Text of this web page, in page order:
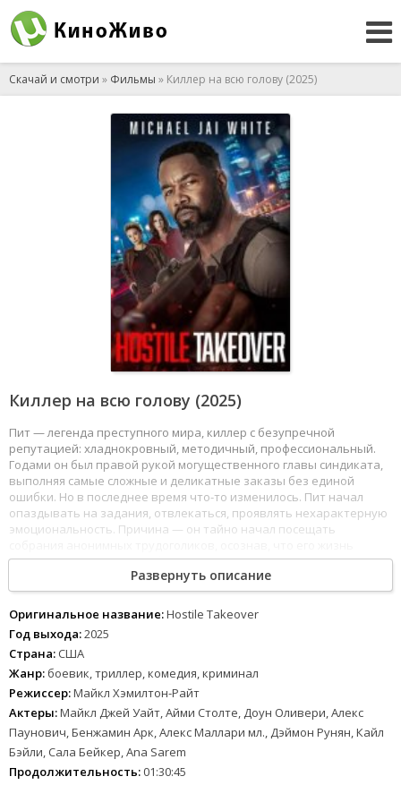
Скачай и смотри » Фильмы » Киллер на всю голову (2025)
Киллер на всю голову (2025)
Пит — легенда преступного мира, киллер с безупречной
репутацией: хладнокровный, методичный, профессиональный.
Годами он был правой рукой могущественного главы синдиката,
выполняя самые сложные и деликатные заказы без единой
ошибки. Но в последнее время что-то изменилось. Пит начал
опаздывать на задания, отвлекаться, проявлять нехарактерную
эмоциональность. Причина — он тайно начал посещать
полностью поглощена работой (пусть и весьма специфической), и
он потерял связь с реальностью, отношениями, человечностью.
Терапевтическая группа учит его устанавливать границы,
говорить «нет», находить баланс между работой и личной
жизнью — советы, которые применительно к профессии
наёмного убийцы звучат абсурдно и комично. Пит пытается
совмещать: днём убивает по контракту, вечером сидит в кругу
таких же «зависимых от работы» людей, делясь переживаниями
(разумеется, не называя истинной профессии).
Босс синдиката, заметив изменения в поведении своего лучшего
киллера, начинает подозревать, что Пит либо потерял хватку,
либо, что ещё хуже, планирует предательство или уход. Чтобы
проверить его преданность и профессионализм, босс устраивает
Развернуть описание
Оригинальное название:Hostile Takeover
Год выхода:2025
Страна: США
Жанр: боевик, триллер, комедия, криминал
Режиссер:Майкл Хэмилтон-Райт
Актеры:Майкл Джей Уайт, Айми Столте, Доун Оливери, Алекс
Паунович, Бенжамин Арк, Алекс Маллари мл., Дэймон Рунян, Кайл
Бэйли, Сала Бейкер, Ana Sarem
Продолжительность:01:30:45